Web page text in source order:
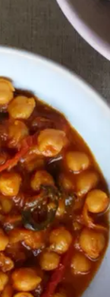
Sufeed
--
morgen
medmed
agurkesa
mad